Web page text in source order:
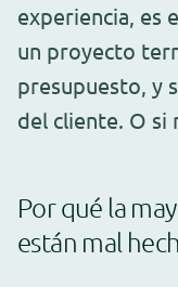
experiencia, es
un proyecto
presupuesto, y
del cliente. O si
Por qué la
están mal